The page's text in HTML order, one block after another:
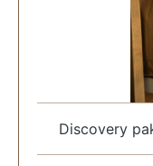
Discovery